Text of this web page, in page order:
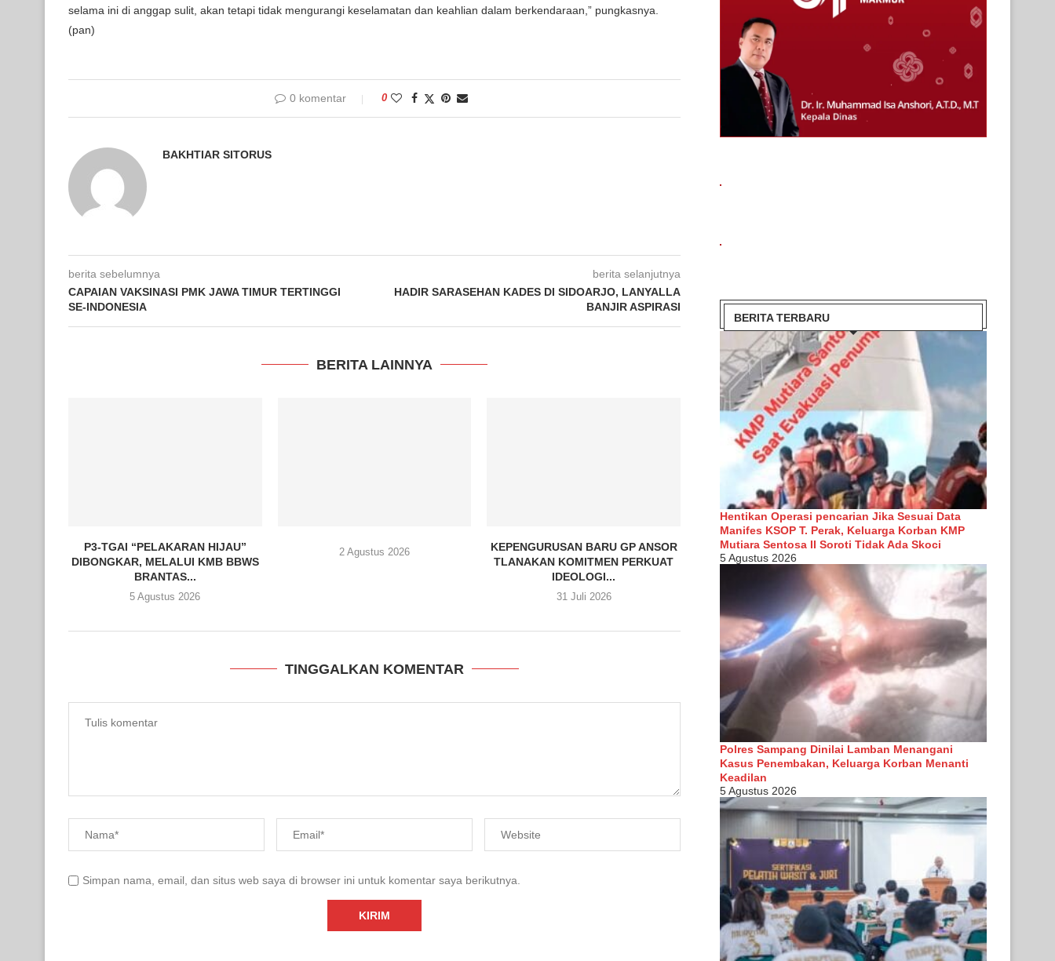
selama ini di anggap sulit, akan tetapi tidak mengurangi keselamatan dan keahlian dalam berkendaraan,” pungkasnya.
(pan)
0 komentar 0
BAKHTIAR SITORUS
berita sebelumnya
CAPAIAN VAKSINASI PMK JAWA TIMUR TERTINGGI
SE-INDONESIA
berita selanjutnya
HADIR SARASEHAN KADES DI SIDOARJO, LANYALLA
BANJIR ASPIRASI
BERITA LAINNYA
P3-TGAI “PELAKARAN HIJAU”
DIBONGKAR, MELALUI KMB BBWS
BRANTAS...
5 Agustus 2026
2 Agustus 2026
KEPENGURUSAN BARU GP ANSOR
TLANAKAN KOMITMEN PERKUAT
IDEOLOGI...
31 Juli 2026
TINGGALKAN KOMENTAR
Simpan nama, email, dan situs web saya di browser ini untuk komentar saya berikutnya.
BERITA TERBARU
Hentikan Operasi pencarian Jika Sesuai Data
Manifes KSOP T. Perak, Keluarga Korban KMP
Mutiara Sentosa II Soroti Tidak Ada Skoci
5 Agustus 2026
Polres Sampang Dinilai Lamban Menangani
Kasus Penembakan, Keluarga Korban Menanti
Keadilan
5 Agustus 2026